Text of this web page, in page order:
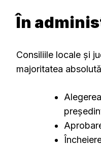
În
Consiliile locale și
majoritatea